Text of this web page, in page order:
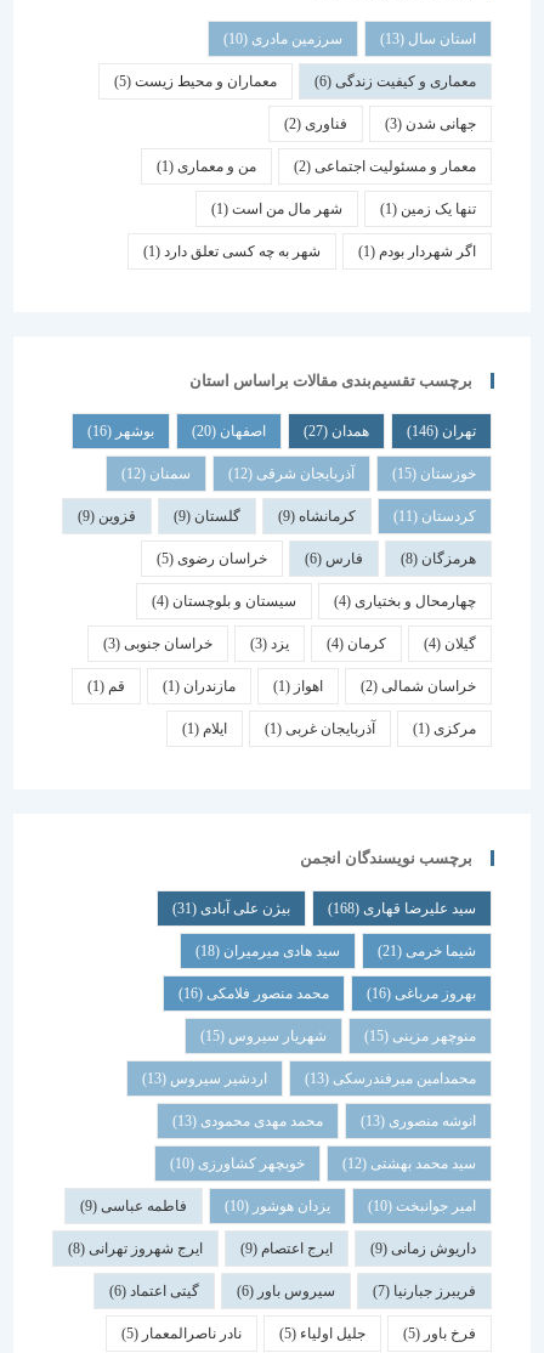
استان سال(13) سرزمین مادری(10)
معماری و کیفیت زندگی(6) معماران و محیط زیست(5)
جهانی شدن(3) فناوری (2)
معمار و مسئولیت اجتماعی (2) من و معماری (1)
تنها یک زمین(1) شهر مال من است(1)
اگر شهردار بودم (1) شهر به چه کسی تعلق دارد(1)
برچسب تقسیم‌بندی مقالات براساس استان
همدان اصفهان (20) بوشهر
خوزستان(15) آذربایجان شرقی(12) سمنان (12)
کردستان(11) کرمانشاه(9) گلستان (9) قزوین
هرمزگان(8) فارس خراسان رضوی(5)
چهارمحال و بختیاری (4) سیستان و بلوچستان(4)
کرمان یزد خراسان جنوبی(3)
خراسان شمالی(2) اهواز مازندران(1) قم
(1) آذربایجان غربی(1) ایلام
برچسب نویسندگان انجمن
سید علیرضا قهاری(168) بیژن علی آبادی(31)
شیما خرمی(21) سید هادی میرمیران(18)
بهروز مرباغی (16) محمد منصور فلامکی (16)
منوچهر مزینی(15) شهریار سیروس(15)
محمدامین میرفندرسکی(13) اردشیر سیروس(13)
انوشه منصوری(13) محمد مهدی محمودی(13)
سید محمد بهشتی(12) خوبچهر کشاورزی(10)
امیر جوانبخت(10) یزدان هوشور(10) فاطمه عباسی(9)
داریوش زمانی(9) ایرج اعتصام(9) ایرج شهروز تهرانی(8)
فریبرز جبارنیا(7) سیروس باور(6) گیتی اعتماد(6)
فرخ باور(5) جلیل اولیاء(5) نادر ناصرالمعمار (5)